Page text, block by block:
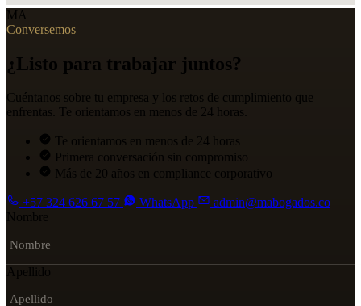
MA
Conversemos
¿Listo para trabajar juntos?
Cuéntanos sobre tu empresa y los retos de cumplimiento que
enfrentas. Te orientamos en menos de 24 horas.
Te orientamos en menos de 24 horas
Primera conversación sin compromiso
Más de 20 años en compliance corporativo
+57 324 626 67 57 WhatsApp
admin@mabogados.co
Nombre
Apellido